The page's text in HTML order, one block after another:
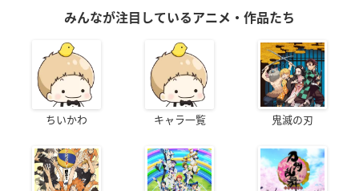
みんなが注目しているアニメ・作品たち
ちいかわ キャラ一覧 鬼滅の刃